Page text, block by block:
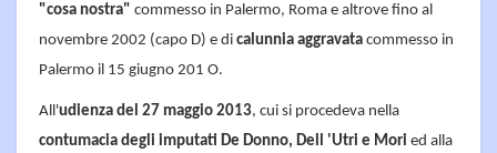
"cosa nostra" commesso in Palermo, Roma e altrove fino al
novembre 2002 (capo D) e di calunnia aggravata commesso in
Palermo il 15 giugno 201 O.
All'udienza del 27 maggio 2013, cui si procedeva nella
contumacia degli imputati De Donno, Dell 'Utri e Mori ed alla